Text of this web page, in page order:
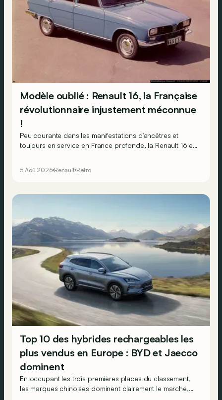
Modèle oublié : Renault 16, la Française
révolutionnaire injustement méconnue
!
Peu courante dans les manifestations d’ancêtres et
toujours en service en France profonde, la Renault 16 est
5 Aoû 2026 Renault Retro
Top 10 des hybrides rechargeables les
plus vendus en Europe : BYD et Jaecco
dominent
En occupant les trois premières places du classement,
les marques chinoises dominent clairement le marché,